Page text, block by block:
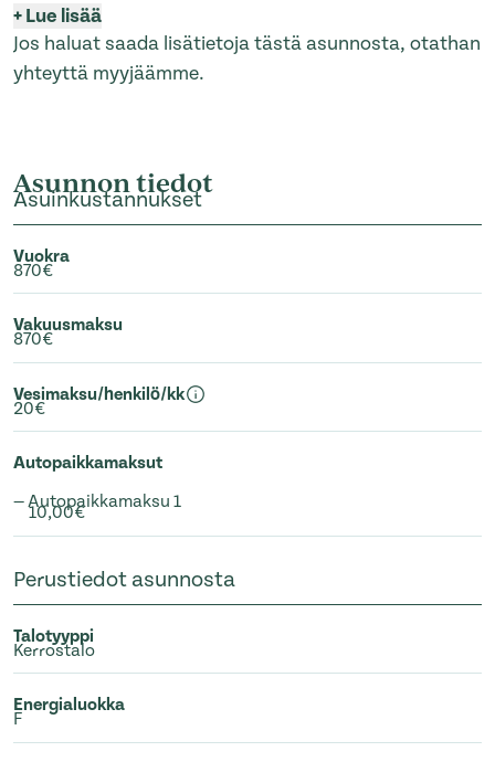
+Lue lisää
Jos haluat saada lisätietoja tästä asunnosta, otathan
yhteyttä myyjäämme.
Asunnon tiedot
Asuinkustannukset
Vuokra
870€
Vakuusmaksu
870€
Vesimaksu/henkilö/kk
20€
Autopaikkamaksut
— Autopaikkamaksu 1
10,00€
Perustiedot asunnosta
Talotyyppi
Kerrostalo
Energialuokka
F